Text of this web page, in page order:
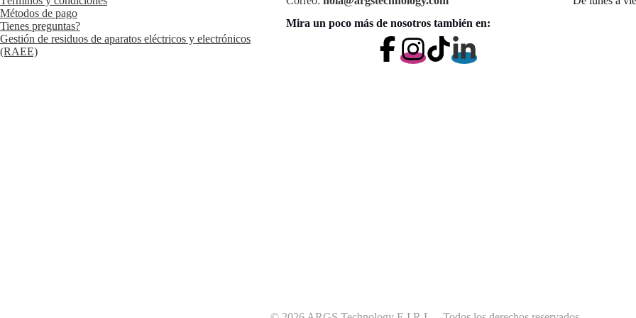
Métodos de pago
Tienes preguntas?
Gestión de residuos de aparatos eléctricos y electrónicos
(RAEE)
Mira un poco más de nosotros también en: